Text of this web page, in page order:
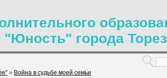
"Юность" города
» Война в судьбе моей семьи